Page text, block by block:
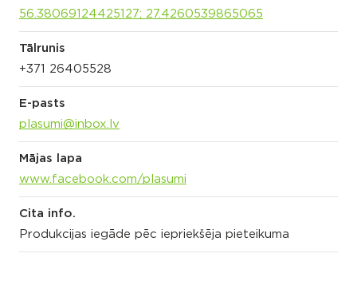
56.38069124425127; 27.4260539865065
Tālrunis
+371 26405528
E-pasts
plasumi@inbox.lv
Mājas lapa
www.facebook.com/plasumi
Cita info.
Produkcijas iegāde pēc iepriekšēja pieteikuma